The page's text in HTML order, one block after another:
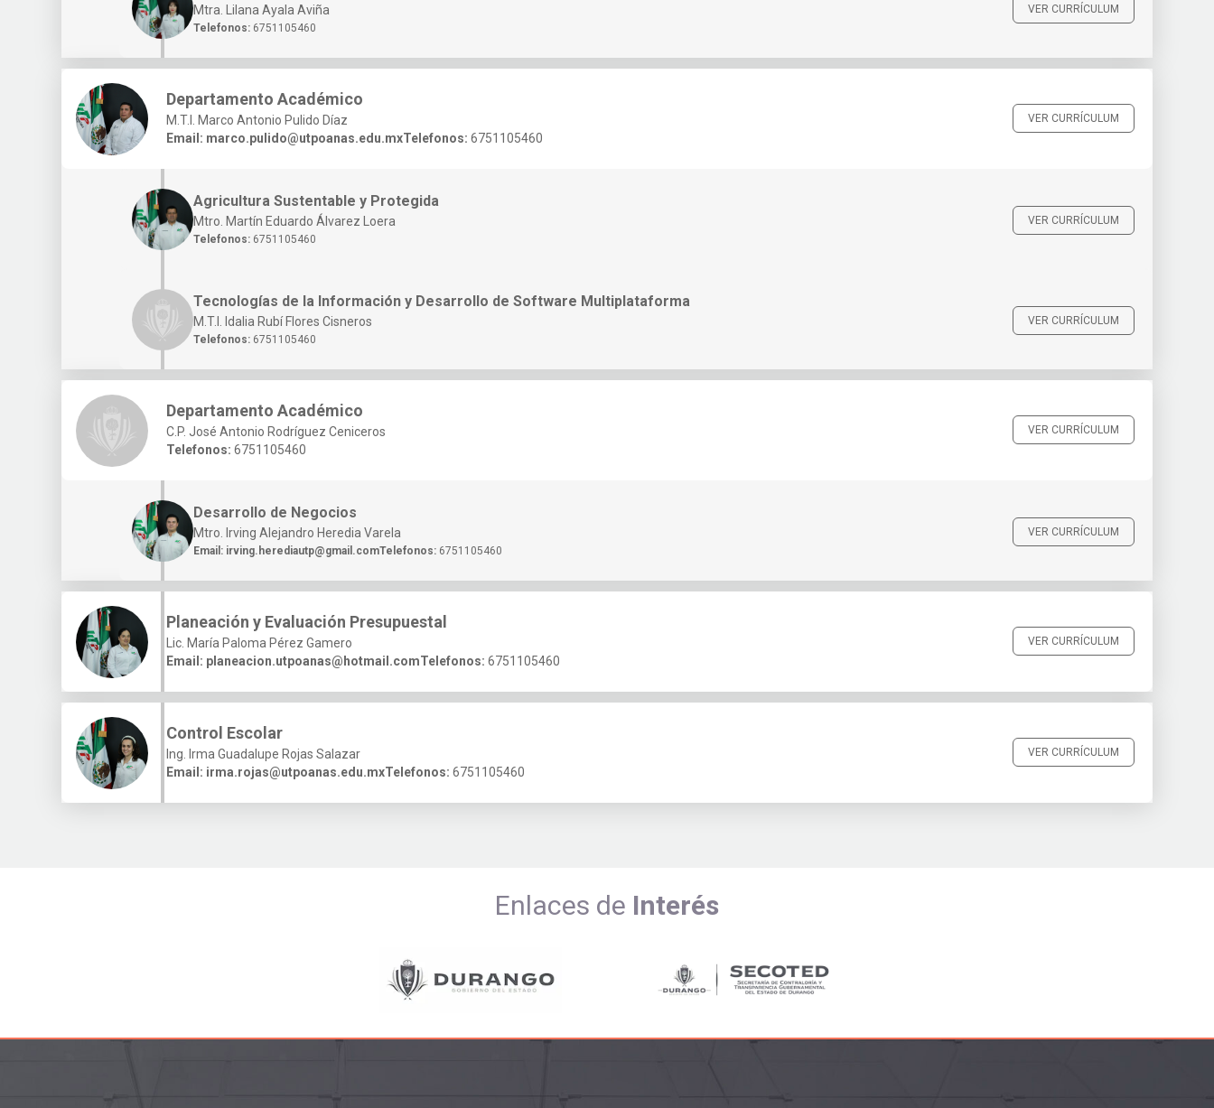
Mtra. Lilana Ayala Aviña
Telefonos: 6751105460
VER CURRÍCULUM
Departamento Académico
M.T.I. Marco Antonio Pulido Díaz
Email: marco.pulido@utpoanas.edu.mxTelefonos: 6751105460
VER CURRÍCULUM
Agricultura Sustentable y Protegida
Mtro. Martín Eduardo Álvarez Loera
Telefonos: 6751105460
VER CURRÍCULUM
Tecnologías de la Información y Desarrollo de Software Multiplataforma
M.T.I. Idalia Rubí Flores Cisneros
Telefonos: 6751105460
VER CURRÍCULUM
Departamento Académico
C.P. José Antonio Rodríguez Ceniceros
Telefonos: 6751105460
VER CURRÍCULUM
Desarrollo de Negocios
Mtro. Irving Alejandro Heredia Varela
Email: irving.herediautp@gmail.comTelefonos: 6751105460
VER CURRÍCULUM
Planeación y Evaluación Presupuestal
Lic. María Paloma Pérez Gamero
Email: planeacion.utpoanas@hotmail.comTelefonos: 6751105460
VER CURRÍCULUM
Control Escolar
Ing. Irma Guadalupe Rojas Salazar
Email: irma.rojas@utpoanas.edu.mxTelefonos: 6751105460
VER CURRÍCULUM
Enlaces de Interés